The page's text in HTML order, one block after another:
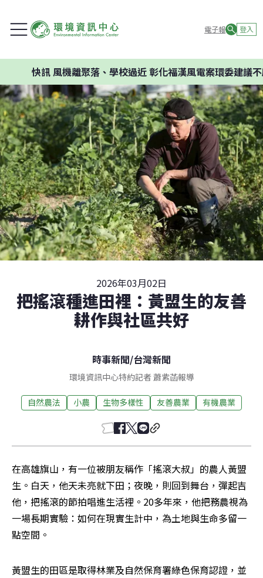
電子報 登入
風機離聚落、學校過近 彰化福漢風電案環委建議不應開發
2026年03月02日
把搖滾種進田裡：黃盟生的友善
耕作與社區共好
時事新聞/台灣新聞
環境資訊中心特約記者 蕭紫菡報導
自然農法 小農 生物多樣性 友善農業 有機農業
在高雄旗山，有一位被朋友稱作「搖滾大叔」的農人黃盟
生。白天，他天未亮就下田；夜晚，則回到舞台，彈起吉
他，把搖滾的節拍唱進生活裡。20多年來，他把務農視為
一場長期實驗：如何在現實生計中，為土地與生命多留一
點空間。
黃盟生的田區是取得林業及自然保育署綠色保育認證，並